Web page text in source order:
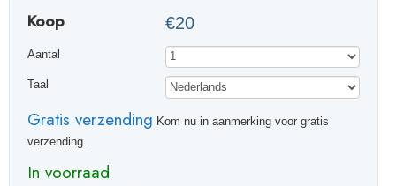
Koop €20
Aantal
Taal
Gratis verzending Kom nu in aanmerking voor gratis
verzending.
In voorraad